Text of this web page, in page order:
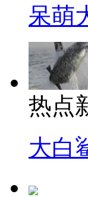
呆萌
热点
大白